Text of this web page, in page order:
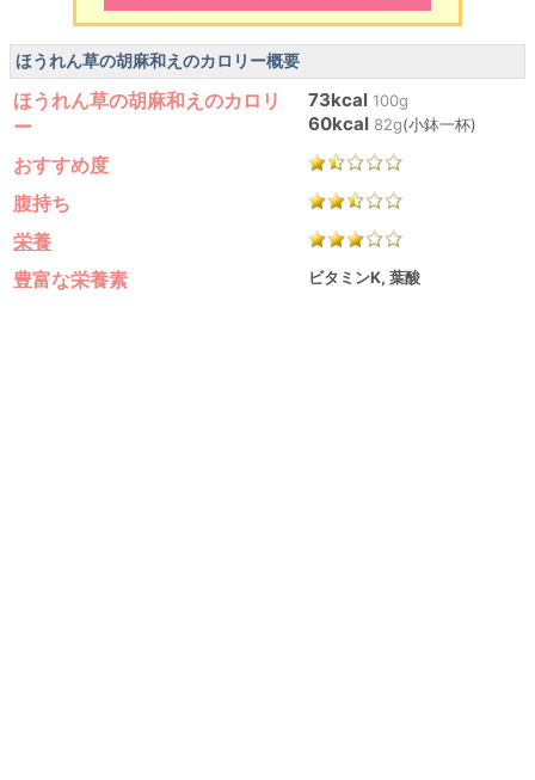
ほうれん草の胡麻和えのカロリー概要
ほうれん草の胡麻和えのカロリ
ー
73kcal 100g
60kcal 82g(小鉢一杯)
おすすめ度
腹持ち
栄養
豊富な栄養素
ビタミンK, 葉酸